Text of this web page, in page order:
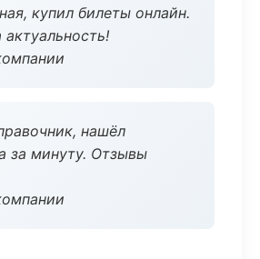
купил билеты онлайн.
нашёл
за минуту. Отзывы